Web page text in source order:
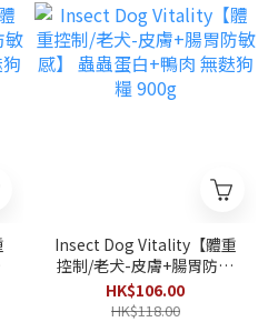
Insect Dog Vitality【體重
控制/老犬-皮膚+腸胃防敏
感】 蟲蟲蛋白+鴨肉 無麩狗
糧 900g
HK$106.00
HK$118.00